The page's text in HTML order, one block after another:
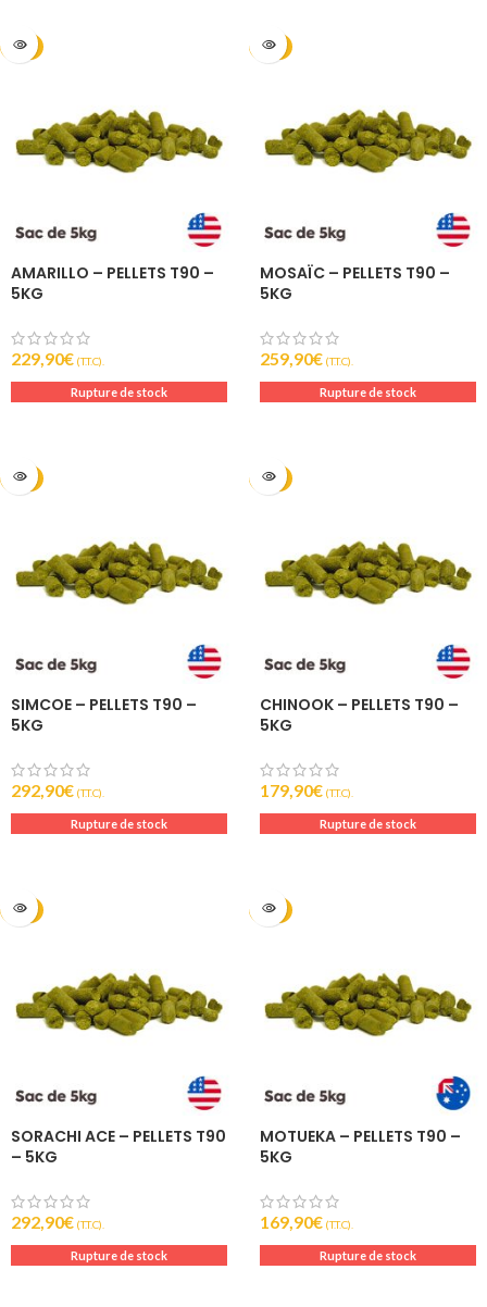
2025
AMARILLO – PELLETS T90 –
5KG
229,90€ (T.T.C).
Rupture de stock
2025
MOSAÏC – PELLETS T90 –
5KG
259,90€ (T.T.C).
Rupture de stock
2024
SIMCOE – PELLETS T90 –
5KG
292,90€ (T.T.C).
Rupture de stock
2024
CHINOOK – PELLETS T90 –
5KG
179,90€ (T.T.C).
Rupture de stock
2024
SORACHI ACE – PELLETS T90
– 5KG
292,90€ (T.T.C).
Rupture de stock
2024
MOTUEKA – PELLETS T90 –
5KG
169,90€ (T.T.C).
Rupture de stock